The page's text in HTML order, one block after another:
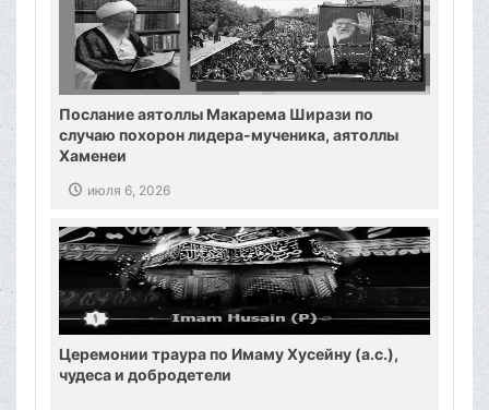
Послание аятоллы Макарема Ширази по
случаю похорон лидера-мученика, аятоллы
Хаменеи
июля 6, 2026
Церемонии траура по Имаму Хусейну (а.с.),
чудеса и добродетели